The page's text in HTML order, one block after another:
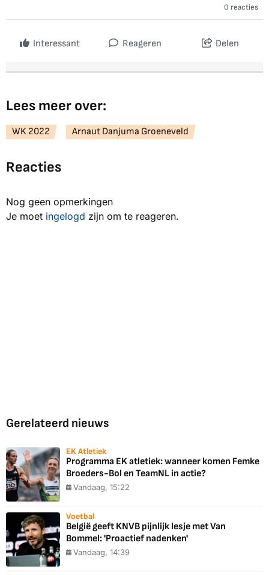
0 reacties
Interessant Reageren Delen
Lees meer over:
WK 2022 Arnaut Danjuma Groeneveld
Reacties
Nog geen opmerkingen
Je moet ingelogd zijn om te reageren.
Gerelateerd nieuws
EK Atletiek
Programma EK atletiek: wanneer komen Femke
Broeders-Bol en TeamNL in actie?
Vandaag, 15:22
Voetbal
België geeft KNVB pijnlijk lesje met Van
Bommel: 'Proactief nadenken'
Vandaag, 14:39